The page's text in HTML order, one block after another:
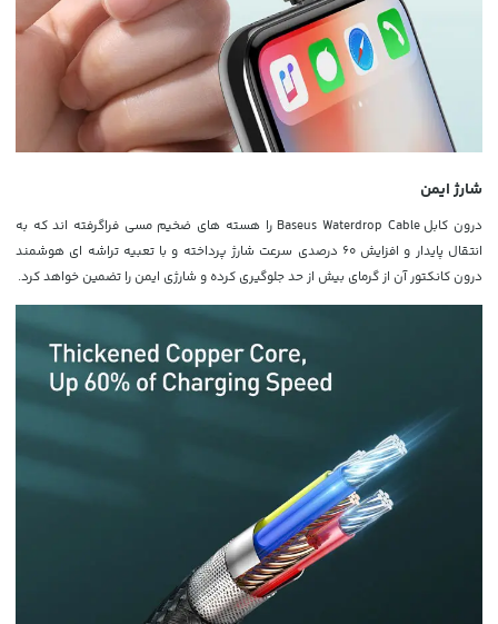
شارژ ایمن
درون کابل Baseus Waterdrop Cable را هسته های ضخیم مسی فراگرفته اند که به
انتقال پایدار و افزایش 60 درصدی سرعت شارژ پرداخته و با تعبیه تراشه ای هوشمند
درون کانکتور آن از گرمای بیش از حد جلوگیری کرده و شارژی ایمن را تضمین خواهد کرد.